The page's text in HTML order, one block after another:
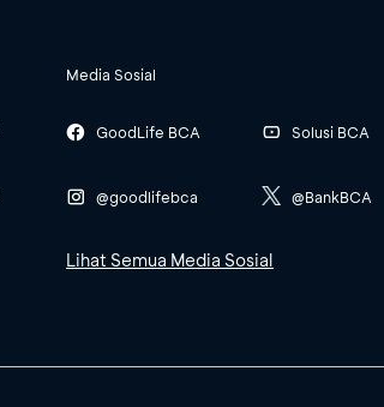
Media Sosial
GoodLife BCA
@goodlifebca
Solusi BCA
@BankBCA
Lihat Semua Media Sosial